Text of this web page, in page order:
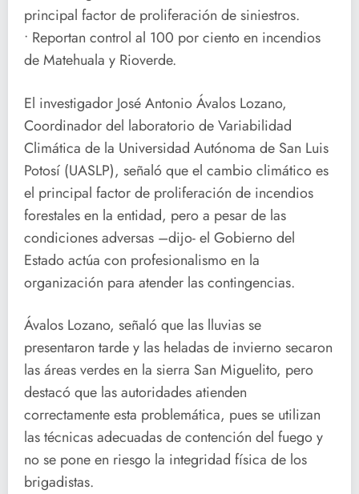
principal factor de proliferación de siniestros.
• Reportan control al 100 por ciento en incendios
de Matehuala y Rioverde.
El investigador José Antonio Ávalos Lozano,
Coordinador del laboratorio de Variabilidad
Climática de la Universidad Autónoma de San Luis
Potosí (UASLP), señaló que el cambio climático es
el principal factor de proliferación de incendios
forestales en la entidad, pero a pesar de las
condiciones adversas –dijo- el Gobierno del
Estado actúa con profesionalismo en la
organización para atender las contingencias.
Ávalos Lozano, señaló que las lluvias se
presentaron tarde y las heladas de invierno secaron
las áreas verdes en la sierra San Miguelito, pero
destacó que las autoridades atienden
correctamente esta problemática, pues se utilizan
las técnicas adecuadas de contención del fuego y
no se pone en riesgo la integridad física de los
brigadistas.